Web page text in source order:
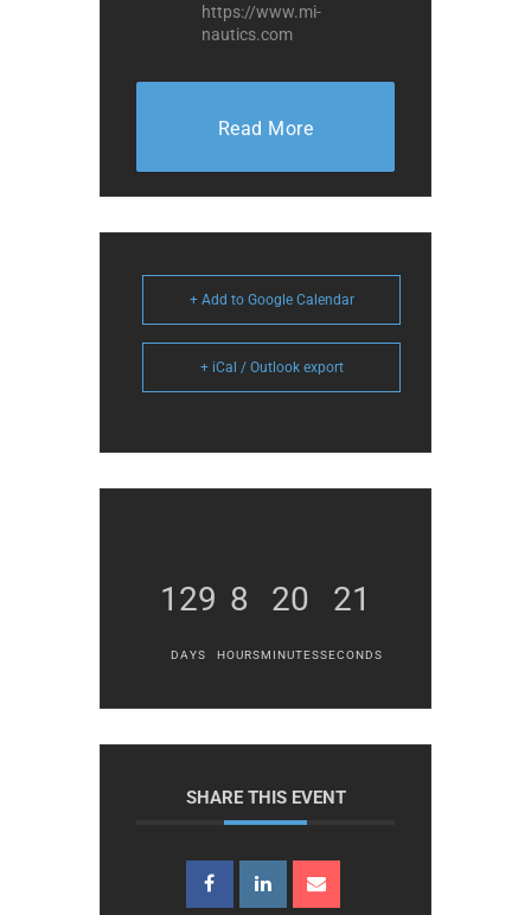
https://www.mi-
nautics.com
Read More
+ Add to Google Calendar
+ iCal / Outlook export
129
DAYS
8
HOURS
20
MINUTES
20
SECONDS
SHARE THIS EVENT